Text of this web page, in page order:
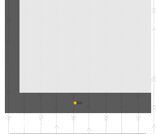
明日(11月6日)午後3時～5
最新記事